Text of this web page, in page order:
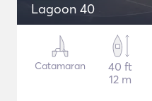
Lagoon 40
Catamaran
40 ft
12 m